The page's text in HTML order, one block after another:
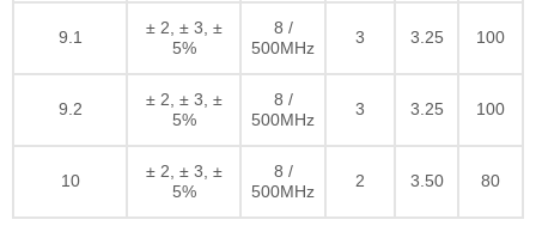
9.1
± 2, ± 3, ±
5%
8 /
500MHz
3 3.25 100
9.2
± 2, ± 3, ±
5%
8 /
500MHz
3 3.25 100
10
± 2, ± 3, ±
5%
8 /
500MHz
2 3.50 80